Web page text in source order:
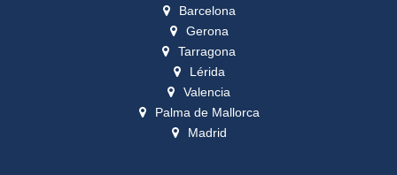
Barcelona
Gerona
Tarragona
Lérida
Valencia
Palma de Mallorca
Madrid